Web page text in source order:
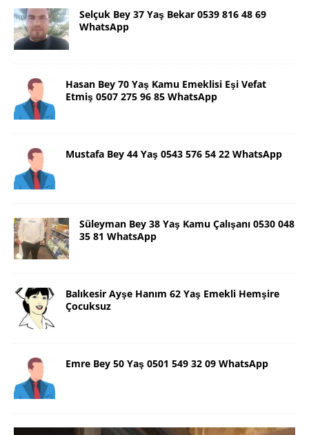
Selçuk Bey 37 Yaş Bekar 0539 816 48 69
WhatsApp
Hasan Bey 70 Yaş Kamu Emeklisi Eşi Vefat
Etmiş 0507 275 96 85 WhatsApp
Mustafa Bey 44 Yaş 0543 576 54 22 WhatsApp
Süleyman Bey 38 Yaş Kamu Çalışanı 0530 048
35 81 WhatsApp
Balıkesir Ayşe Hanım 62 Yaş Emekli Hemşire
Çocuksuz
Emre Bey 50 Yaş 0501 549 32 09 WhatsApp